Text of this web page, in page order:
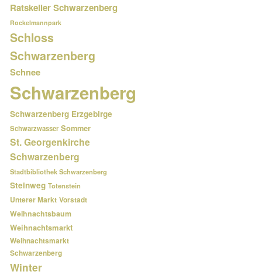
Ratskeller Schwarzenberg
Rockelmannpark
Schloss
Schwarzenberg
Schnee
Schwarzenberg
Schwarzenberg Erzgebirge
Schwarzwasser Sommer
St. Georgenkirche
Schwarzenberg
Stadtbibliothek Schwarzenberg
Steinweg Totenstein
Unterer Markt Vorstadt
Weihnachtsbaum
Weihnachtsmarkt
Weihnachtsmarkt
Schwarzenberg
Winter